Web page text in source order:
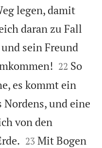
legen, damit
daran zu Fall
sein Freund


22 So
es kommt ein
Nordens, und eine
von den


23 Mit Bogen